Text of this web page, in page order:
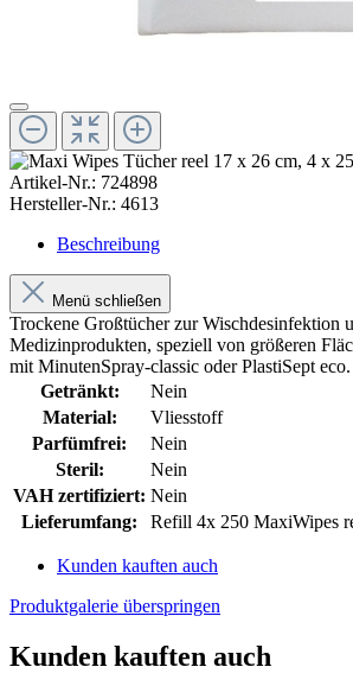
Artikel-Nr.: 724898
Hersteller-Nr.: 4613
Beschreibung
Menü schließen
Trockene Großtücher zur Wischdesinfektion
Medizinprodukten, speziell von größeren
mit MinutenSpray-classic oder PlastiSept eco.
Getränkt:
Nein
Material:
Vliesstoff
Parfümfrei:
Nein
Steril:
Nein
VAH zertifiziert: Nein
Lieferumfang:
Refill 4x 250 MaxiWipes
Kunden kauften auch
Produktgalerie überspringen
Kunden kauften auch